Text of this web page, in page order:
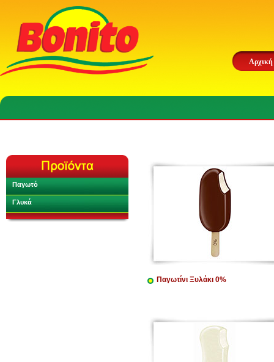
Αρχική
Παγωτό
Γλυκά
Παγωτίνι Ξυλάκι 0%